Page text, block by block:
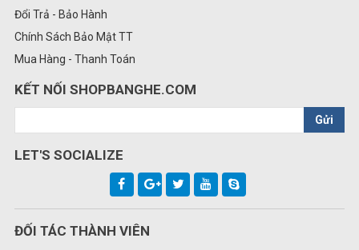
Đổi Trả - Bảo Hành
Chính Sách Bảo Mật TT
Mua Hàng - Thanh Toán
KẾT NỐI SHOPBANGHE.COM
Gửi
LET'S SOCIALIZE
ĐỐI TÁC THÀNH VIÊN